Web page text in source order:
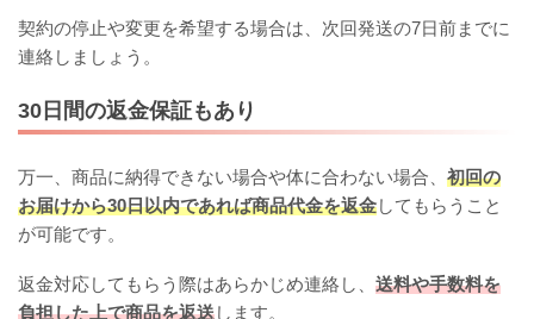
契約の停止や変更を希望する場合は、次回発送の7日前までに
連絡しましょう。
30日間の返金保証もあり
万一、商品に納得できない場合や体に合わない場合、 初回の
お届けから30日以内であれば商品代金を返金してもらうこと
が可能です。
返金対応してもらう際はあらかじめ連絡し、 送料や手数料を
負担した上で商品を返送します。